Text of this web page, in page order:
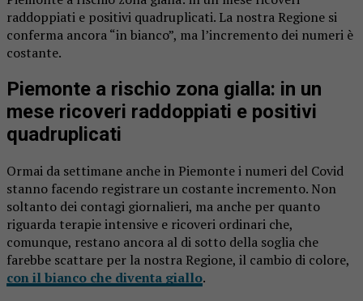
raddoppiati e positivi quadruplicati. La nostra Regione si
conferma ancora “in bianco”, ma l’incremento dei numeri è
costante.
Piemonte a rischio zona gialla: in un
mese ricoveri raddoppiati e positivi
quadruplicati
Ormai da settimane anche in Piemonte i numeri del Covid
stanno facendo registrare un costante incremento. Non
soltanto dei contagi giornalieri, ma anche per quanto
riguarda terapie intensive e ricoveri ordinari che,
comunque, restano ancora al di sotto della soglia che
farebbe scattare per la nostra Regione, il cambio di colore,
con il bianco che diventa giallo.